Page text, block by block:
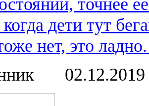
точнее
дети тут
нет, это
02.12.2019